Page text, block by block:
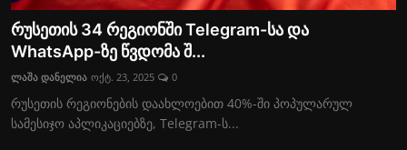
რუსეთის 34 რეგიონში Telegram-სა და
WhatsApp-ზე წვდომა შ...
ლაშა დანელია ოქტ. 23, 2025 0
რუსეთის რეგიონების დაახლოებით 40%-ში პოპულარულ
სამესიჯო აპლიკაციებზე, Telegram-ს...